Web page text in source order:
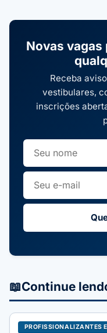
Novas vagas
Receba
vestibulares,
inscrições
📖Continue
PROFISSIONALIZANTES